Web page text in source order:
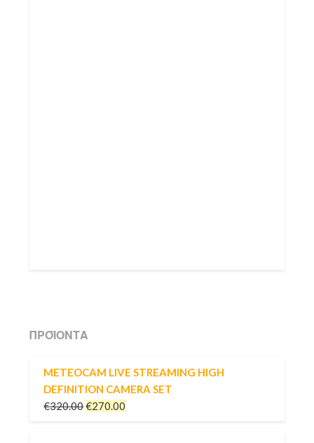
ΠΡΟΪΌΝΤΑ
METEOCAM LIVE STREAMING HIGH
DEFINITION CAMERA SET
€320.00€270.00